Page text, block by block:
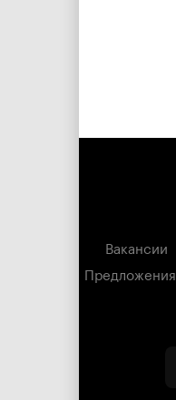
Вакансии
Предложения